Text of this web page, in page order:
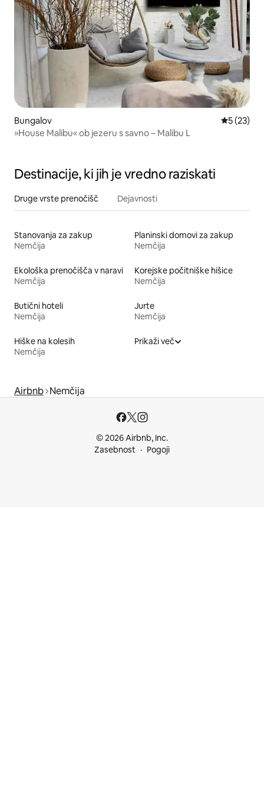
Bungalov
5 (23)
»House Malibu« ob jezeru s savno – Malibu L
Destinacije, ki jih je vredno raziskati
Druge vrste prenočišč Dejavnosti
Stanovanja za zakup
Nemčija
Planinski domovi za zakup
Nemčija
Ekološka prenočišča v naravi
Nemčija
Korejske počitniške hišice
Nemčija
Butični hoteli
Nemčija
Jurte
Nemčija
Hiške na kolesih
Nemčija
Prikaži več
Airbnb Nemčija
© 2026 Airbnb, Inc.
Zasebnost
Pogoji